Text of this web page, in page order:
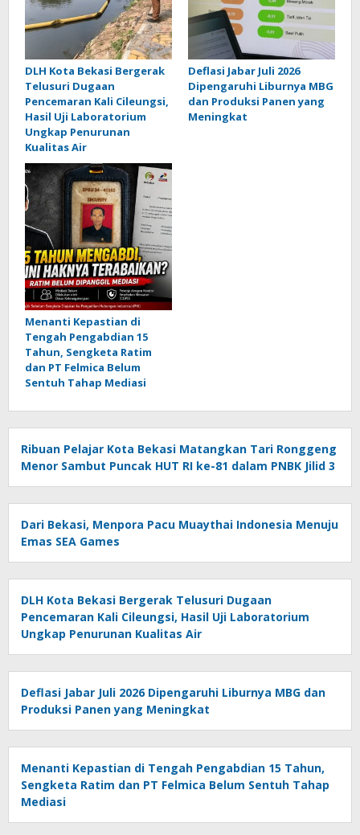
DLH Kota Bekasi Bergerak
Telusuri Dugaan
Pencemaran Kali Cileungsi,
Hasil Uji Laboratorium
Ungkap Penurunan
Kualitas Air
Deflasi Jabar Juli 2026
Dipengaruhi Liburnya MBG
dan Produksi Panen yang
Meningkat
Menanti Kepastian di
Tengah Pengabdian 15
Tahun, Sengketa Ratim
dan PT Felmica Belum
Sentuh Tahap Mediasi
Ribuan Pelajar Kota Bekasi Matangkan Tari Ronggeng
Menor Sambut Puncak HUT RI ke-81 dalam PNBK Jilid 3
Dari Bekasi, Menpora Pacu Muaythai Indonesia Menuju
Emas SEA Games
DLH Kota Bekasi Bergerak Telusuri Dugaan
Pencemaran Kali Cileungsi, Hasil Uji Laboratorium
Ungkap Penurunan Kualitas Air
Deflasi Jabar Juli 2026 Dipengaruhi Liburnya MBG dan
Produksi Panen yang Meningkat
Menanti Kepastian di Tengah Pengabdian 15 Tahun,
Sengketa Ratim dan PT Felmica Belum Sentuh Tahap
Mediasi